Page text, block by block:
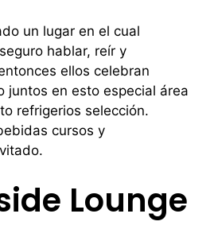
un lugar en el cual
hablar, reír y
ellos celebran
juntos en esto especial área
refrigerios selección.
cursos y
Lounge